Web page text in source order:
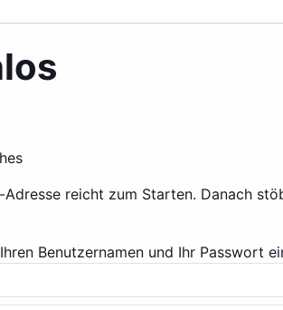
reicht zum Starten. Danach
Benutzernamen und Ihr Passwort